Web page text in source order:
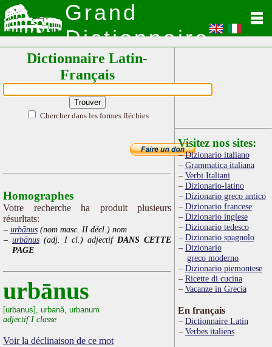
Grand
Dictionnaire
Latin
Dictionnaire Latin-
Français
Chercher dans les formes fléchies
Homographes
Votre recherche ha produit plusieurs
résurltats:
urbānus(nom masc. II décl.) nom
urbānus(adj. I cl.) adjectif DANS CETTE
PAGE
urbānus
[urbanus], urbană, urbanum
adjectif I classe
Voir la déclinaison de ce mot
Visitez nos sites:
Dizionario italiano
Grammatica italiana
Verbi Italiani
Dizionario-latino
Dizionario greco antico
Dizionario francese
Dizionario inglese
Dizionario tedesco
Dizionario spagnolo
Dizionario
greco moderno
Dizionario piemontese
Ricette di cucina
Vacanze in Grecia
En français
Dictionnaire Latin
Verbes italiens